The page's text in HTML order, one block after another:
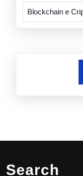
Search